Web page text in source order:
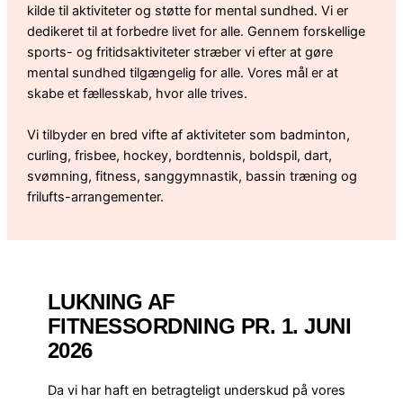
kilde til aktiviteter og støtte for mental sundhed. Vi er
dedikeret til at forbedre livet for alle. Gennem forskellige
sports- og fritidsaktiviteter stræber vi efter at gøre
mental sundhed tilgængelig for alle. Vores mål er at
skabe et fællesskab, hvor alle trives.
Vi tilbyder en bred vifte af aktiviteter som badminton,
curling, frisbee, hockey, bordtennis, boldspil, dart,
svømning, fitness, sanggymnastik, bassin træning og
frilufts-arrangementer.
LUKNING AF
FITNESSORDNING PR. 1. JUNI
2026
Da vi har haft en betragteligt underskud på vores